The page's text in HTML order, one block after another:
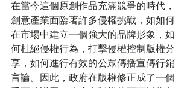
在當今這個原創作品充滿競爭的時代，
創意產業面臨著許多侵權挑戰，如如何
在市場中建立一個強大的品牌形象，如
何杜絕侵權行為，打擊侵權控制版權分
享，如何進行有效的公眾傳播宣傳行銷
言論。因此，政府在版權修正成了一個